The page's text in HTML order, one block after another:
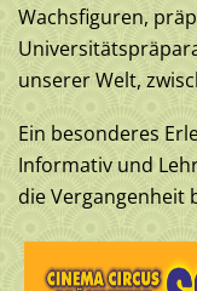
Wachsfiguren,
unserer Welt,
Ein besonderes
Informativ und
die Vergangenheit